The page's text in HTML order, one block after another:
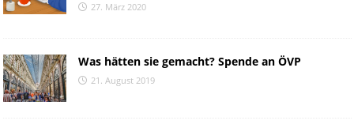
27. März 2020
Was hätten sie gemacht? Spende an ÖVP
21. August 2019